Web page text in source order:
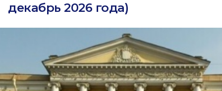
декабрь 2026 года)